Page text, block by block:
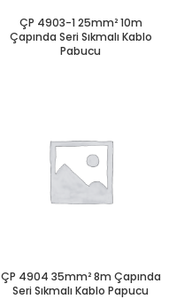
ÇP 4903-1 25mm² 10m
Çapında Seri Sıkmalı Kablo
Pabucu
ÇP 4904 35mm² 8m Çapında
Seri Sıkmalı Kablo Papucu